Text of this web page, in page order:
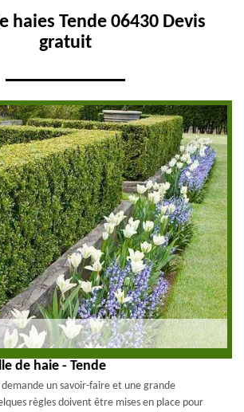
haies Tende 06430 Devis
gratuit
de haie - Tende
un savoir-faire et une grande
règles doivent être mises en place pour